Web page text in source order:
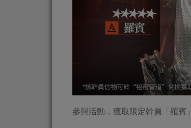
參與活動，獲取限定幹員「羅賓」